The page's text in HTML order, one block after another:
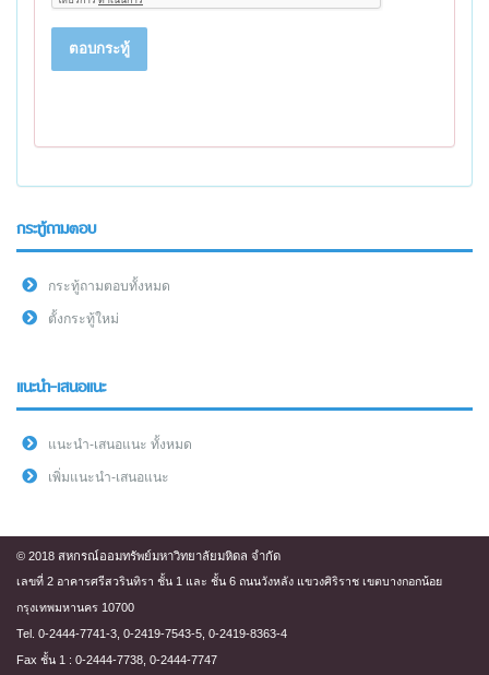
ตอบกระทู้
กระทู้ถามตอบ
กระทู้ถามตอบทั้งหมด
ตั้งกระทู้ใหม่
แนะนำ-เสนอแนะ
แนะนำ-เสนอแนะ ทั้งหมด
เพิ่มแนะนำ-เสนอแนะ
© 2018 สหกรณ์ออมทรัพย์มหาวิทยาลัยมหิดล จำกัด
เลขที่ 2 อาคารศรีสวรินทิรา ชั้น 1 และ ชั้น 6 ถนนวังหลัง แขวงศิริราช เขตบางกอกน้อย
กรุงเทพมหานคร 10700
Tel. 0-2444-7741-3, 0-2419-7543-5, 0-2419-8363-4
Fax ชั้น 1 : 0-2444-7738, 0-2444-7747